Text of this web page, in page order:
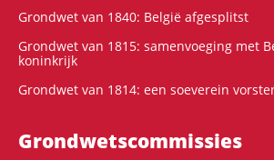
Grondwet van 1840: België afgesplitst
Grondwet van 1815: samenvoeging met
koninkrijk
Grondwet van 1814: een soeverein
Grondwets­commissies